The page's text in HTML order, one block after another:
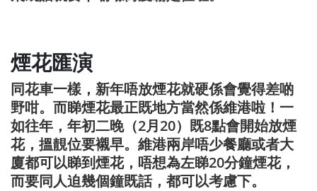
煙花匯演
同花車一樣，新年唔放煙花就硬係會覺得差啲
野咁。而睇煙花最正既地方當然係維港啦！一
如往年，年初二晚（2月20）既8點會開始放煙
花，搵靚位要襯早。維港兩岸唔少餐廳或者大
廈都可以睇到煙花，唔想為左睇20分鐘煙花，
而要同人迫幾個鐘既話，都可以考慮下。